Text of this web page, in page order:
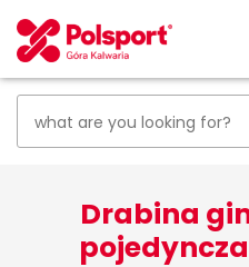
Drabina
pojedyncza